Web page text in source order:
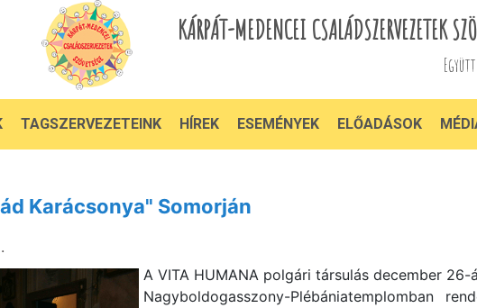
KÁRPÁT-MEDENCEI CSALÁDSZERVEZETEK
TAGSZERVEZETEINK HÍREK ESEMÉNYEK ELŐADÁSOK
Karácsonya" Somorján
A VITA HUMANA polgári társulás december 26-
Nagyboldogasszony-Plébániatemplomban